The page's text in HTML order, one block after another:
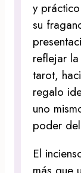
y
su
reflejar
tarot,
regalo
uno
poder
El